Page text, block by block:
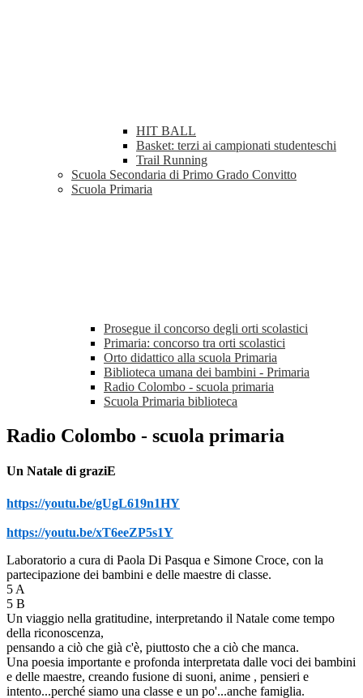
HIT BALL
Basket: terzi ai campionati studenteschi
Trail Running
Scuola Secondaria di Primo Grado Convitto
Scuola Primaria
Prosegue il concorso degli orti scolastici
Primaria: concorso tra orti scolastici
Orto didattico alla scuola Primaria
Biblioteca umana dei bambini - Primaria
Radio Colombo - scuola primaria
Scuola Primaria biblioteca
Radio Colombo - scuola primaria
Un Natale di graziE
https://youtu.be/gUgL619n1HY
https://youtu.be/xT6eeZP5s1Y
Laboratorio a cura di Paola Di Pasqua e Simone Croce, con la
partecipazione dei bambini e delle maestre di classe.
5 A
5 B
Un viaggio nella gratitudine, interpretando il Natale come tempo
della riconoscenza,
pensando a ciò che già c'è, piuttosto che a ciò che manca.
Una poesia importante e profonda interpretata dalle voci dei bambini
e delle maestre, creando fusione di suoni, anime , pensieri e
intento...perché siamo una classe e un po'...anche famiglia.